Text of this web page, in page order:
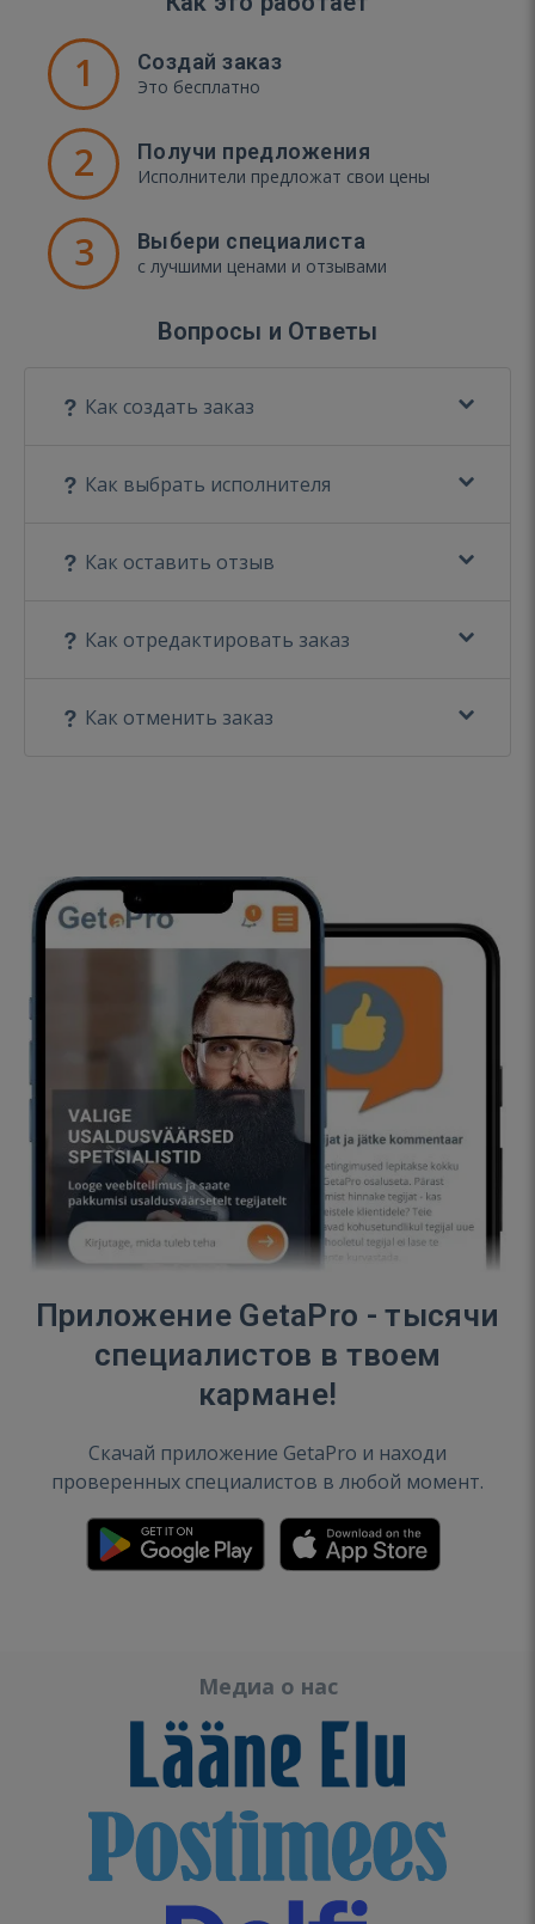
1 Создай заказ
Это бесплатно
2 Получи предложения
Исполнители предложат свои цены
3 Выбери специалиста
с лучшими ценами и отзывами
Вопросы и Ответы
Как создать заказ
Как выбрать исполнителя
Как оставить отзыв
Как отредактировать заказ
Как отменить заказ
Приложение GetaPro - тысячи
специалистов в твоем
кармане!
Скачай приложение GetaPro и находи
проверенных специалистов в любой момент.
Медиа о нас